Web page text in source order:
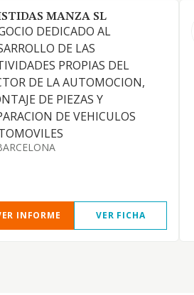
MANZA SL
DEDICADO AL
DE LAS
PROPIAS DEL
DE LA AUTOMOCION,
DE PIEZAS Y
DE VEHICULOS
INFORME VER FICHA